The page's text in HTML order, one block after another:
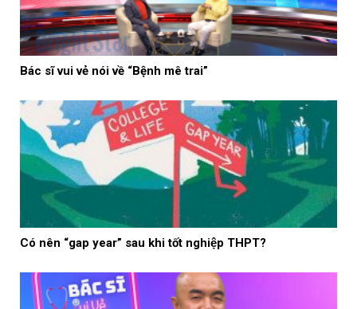
Bác sĩ vui vẻ nói về “Bệnh mê trai”
Có nên “gap year” sau khi tốt nghiệp THPT?